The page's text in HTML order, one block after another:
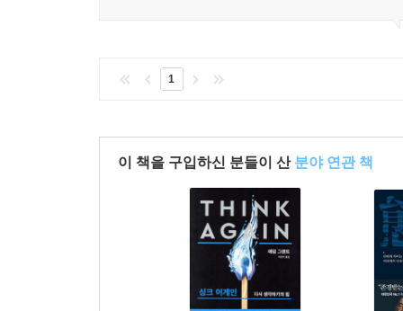
1
이 책을 구입하신 분들이 산 분야 연관 책